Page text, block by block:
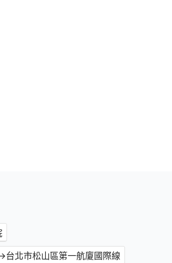
台北市松山區第一航廈國際線